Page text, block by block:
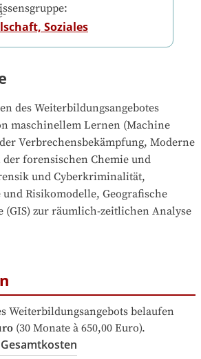
Soziales
des Weiterbildungsangebotes
maschinellem Lernen (Machine
Verbrechensbekämpfung, Moderne
forensischen Chemie und
und Cyberkriminalität,
Risikomodelle, Geografische
(GIS) zur räumlich-zeitlichen Analyse
Weiterbildungsangebots belaufen
(30 Monate à 650,00 Euro).